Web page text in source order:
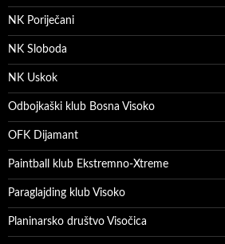
NK Poriječani
NK Sloboda
NK Uskok
Odbojkaški klub Bosna Visoko
OFK Dijamant
Paintball klub Ekstremno-Xtreme
Paraglajding klub Visoko
Planinarsko društvo Visočica